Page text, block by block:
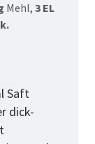
Mehl, 3 EL
Saft
dick-